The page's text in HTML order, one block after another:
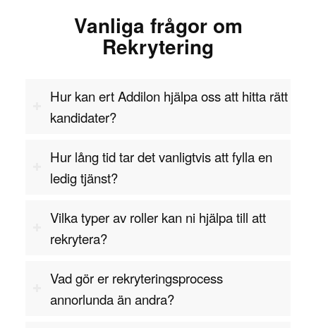
Vanliga frågor om
Rekrytering
Hur kan ert Addilon hjälpa oss att hitta rätt
kandidater?
Hur lång tid tar det vanligtvis att fylla en
ledig tjänst?
Vilka typer av roller kan ni hjälpa till att
rekrytera?
Vad gör er rekryteringsprocess
annorlunda än andra?